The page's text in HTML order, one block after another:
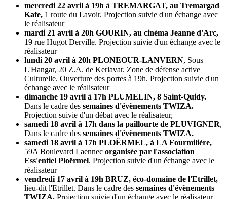
mercredi 22 avril à 19h à TREMARGAT, au Tremargad
Kafe, 1 route du Lavoir. Projection suivie d'un échange avec
le réalisateur
mardi 21 avril à 20h GOURIN, au cinéma Jeanne d'Arc,
19 rue Hugot Derville. Projection suivie d'un échange avec le
réalisateur
lundi 20 avril à 20h PLONEOUR-LANVERN, Sous
L'Hangar, 20 Z.A. de Kerlavar. Zone de défense active
Culturelle. Ouverture des portes à 19h. Projection suivie d'un
échange avec le réalisateur
dimanche 19 avril à 17h PLUMELIN, 8 Saint-Quidy.
Dans le cadre des semaines d'évènements TWIZA.
Projection suivie d'un débat avec le réalisateur,
samedi 18 avril à 17h dans la paillourte de PLUVIGNER,
Dans le cadre des semaines d'évènements TWIZA.
samedi 18 avril à 17h PLOËRMEL, à LA Fourmilière,
59A Boulevard Laennec organisée par l'association
Ess'entiel Ploërmel. Projection suivie d'un échange avec le
réalisateur
vendredi 17 avril à 19h BRUZ, éco-domaine de l'Etrillet,
lieu-dit l'Etrillet. Dans le cadre des semaines d'évènements
TWIZA. Projection suivie d'un échange avec le réalisateur